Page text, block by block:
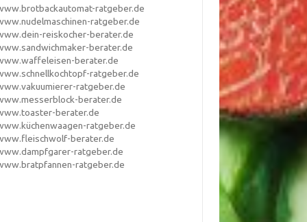
ratgeber.de
ratgeber.de
reiskocher-berater.de
berater.de
berater.de
ratgeber.de
ratgeber.de
berater.de
berater.de
ratgeber.de
berater.de
ratgeber.de
ratgeber.de